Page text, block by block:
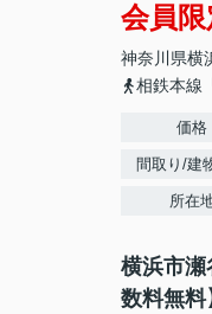
会員限
神奈川県横
相鉄本線
価格
間取り/建
所在
横浜市瀬
数料無料